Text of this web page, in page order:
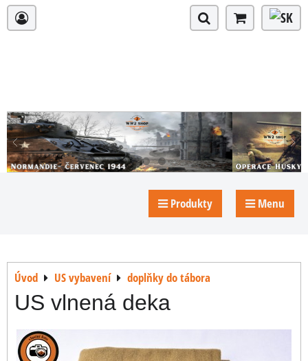
Produkty Menu
Úvod US vybavení doplňky do tábora
US vlnená deka